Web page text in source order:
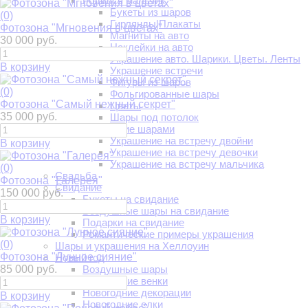
Букеты из шаров
Гирлянды|Плакаты
Магниты на авто
Наклейки на авто
Украшение авто. Шарики. Цветы. Ленты
Украшение встречи
Фигуры из шаров
Фольгированные шары
Цветы
Шары под потолок
Украшение шарами
Украшение на встречу двойни
Украшение на встречу девочки
Украшение на встречу мальчика
Свадьба
Свидание
Букеты на свидание
Воздушные шары на свидание
Подарки на свидание
Романтические примеры украшения
Шары и украшения на Хеллоуин
Новый год
Воздушные шары
Новогодние венки
Новогодние декорации
Новогодние елки
(0)
Фотозона "Мгновения в цветах"
30 000 руб.
В корзину
(0)
Фотозона "Самый нежный секрет"
35 000 руб.
В корзину
(0)
Фотозона "Галерея"
150 000 руб.
В корзину
(0)
Фотозона "Лунное сияние"
85 000 руб.
В корзину